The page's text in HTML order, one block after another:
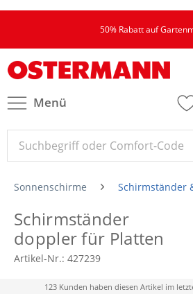
50% Rabatt auf
Menü
Sonnenschirme Schirmständer
Schirmständer
doppler für Platten
Artikel-Nr.: 427239
123 Kunden haben diesen Artikel im